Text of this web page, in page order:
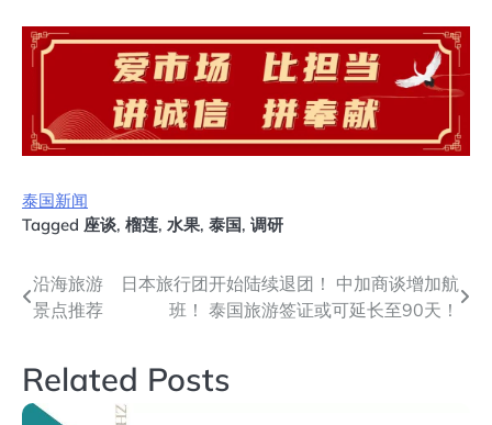
泰国新闻
Tagged 座谈, 榴莲, 水果, 泰国, 调研
文
章
导
航
沿海旅游
景点推荐
日本旅行团开始陆续退团！ 中加商谈增加航
班！ 泰国旅游签证或可延长至90天！
Related Posts